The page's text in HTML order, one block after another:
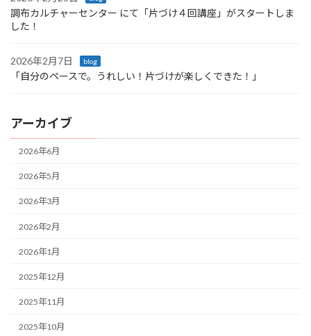
調布カルチャーセンター にて「片づけ４回講座」がスタートしま
した！
2026年2月7日 blog
「自分のペースで。うれしい！片づけが楽しくできた！」
アーカイブ
2026年6月
2026年5月
2026年3月
2026年2月
2026年1月
2025年12月
2025年11月
2025年10月